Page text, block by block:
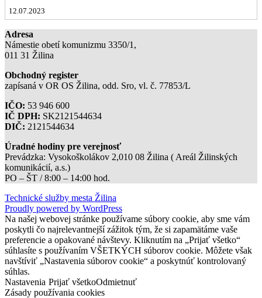
12.07.2023
Adresa
Námestie obetí komunizmu 3350/1,
011 31 Žilina
Obchodný register
zapísaná v OR OS Žilina, odd. Sro, vl. č. 77853/L
IČO: 53 946 600
IČ DPH: SK2121544634
DIČ: 2121544634
Úradné hodiny pre verejnosť
Prevádzka: Vysokoškolákov 2,010 08 Žilina ( Areál Žilinských
komunikácií, a.s.)
PO – ŠT / 8:00 – 14:00 hod.
Technické služby mesta Žilina
Proudly powered by WordPress
Na našej webovej stránke používame súbory cookie, aby sme vám
poskytli čo najrelevantnejší zážitok tým, že si zapamätáme vaše
preferencie a opakované návštevy. Kliknutím na „Prijať všetko“
súhlasíte s používaním VŠETKÝCH súborov cookie. Môžete však
navštíviť „Nastavenia súborov cookie“ a poskytnúť kontrolovaný
súhlas.
Nastavenia Prijať všetkoOdmietnuť
Zásady používania cookies